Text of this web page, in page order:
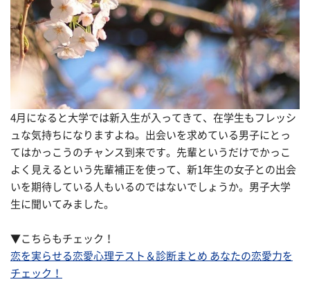
4月になると大学では新入生が入ってきて、在学生もフレッシ
ュな気持ちになりますよね。出会いを求めている男子にとっ
てはかっこうのチャンス到来です。先輩というだけでかっこ
よく見えるという先輩補正を使って、新1年生の女子との出会
いを期待している人もいるのではないでしょうか。男子大学
生に聞いてみました。
▼こちらもチェック！
恋を実らせる恋愛心理テスト＆診断まとめ あなたの恋愛力を
チェック！